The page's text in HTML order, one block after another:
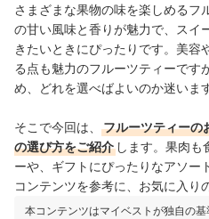
さまざまな果物の味を楽しめるフ
の甘い風味と香りが魅力で、スイ
きたいときにぴったりです。美容
る点も魅力のフルーツティーです
め、どれを選べばよいのか迷いま
そこで今回は、
フルーツティーの
の選び方をご紹介 します。果肉も
ーや、ギフトにぴったりなアソー
コンテンツを参考に、お気に入り
本コンテンツはマイベストが独自の基